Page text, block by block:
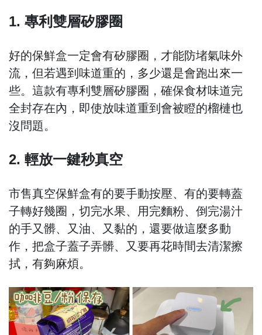
1. 專利雙層矽膠圈
好的保鮮盒一定會有矽膠圈，才能防堵氣味外
流，但若遇到味道重的，多少還是會跑出來一
些。這款有專利雙層矽膠圈，確保食材味道完
全封存在內，即使放味道重到會被瞪的榴槤也
沒問題。
2. 輕放一鍵秒真空
市售真空保鮮盒有的要手動按壓、有的要轉蓋
子轉好幾圈，切完水果、用完麵粉、倒完湯汁
的手又髒、又油、又黏的，還要做這麼多動
作，把盒子蓋子弄髒、又要再花時間去清潔擦
拭，有夠麻煩。